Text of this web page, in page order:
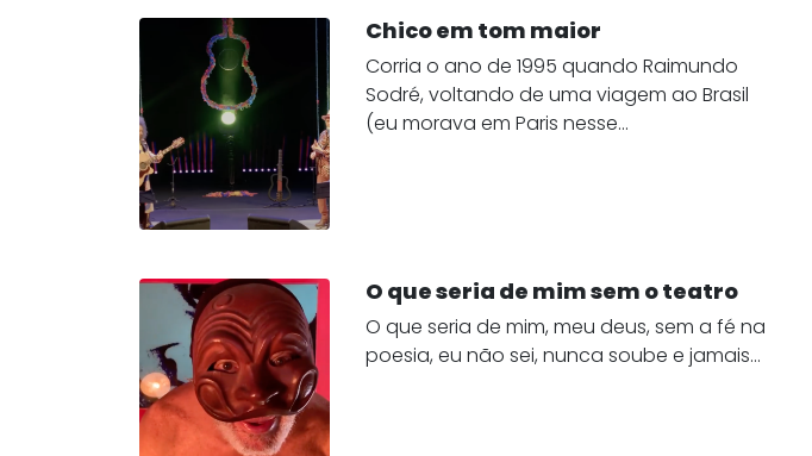
Chico em tom maior
Corria o ano de 1995 quando Raimundo
Sodré, voltando de uma viagem ao Brasil
(eu morava em Paris nesse...
O que seria de mim sem o teatro
​O que seria de mim, meu deus, sem a fé na
poesia, eu não sei, nunca soube e jamais...